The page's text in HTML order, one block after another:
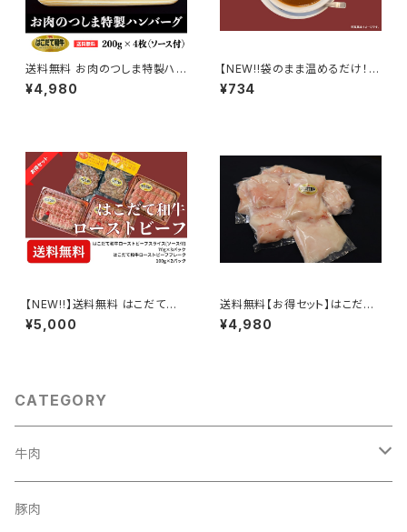
送料無料 お肉のつしま特製ハン
バーグ 200g × 4枚（ソース付）
¥4,980
【NEW!!袋のまま温めるだけ！】
北海道産牛タンシチュー（レンジ
でポンシリーズ）
¥734
【NEW!!】送料無料 はこだて和
牛ローストビーフ お得パック
¥5,000
送料無料【お得セット】はこだて
和牛 ピンク牛脂 200グラム ×
8パック （冷凍）
¥4,980
CATEGORY
牛肉
ステーキ
豚肉